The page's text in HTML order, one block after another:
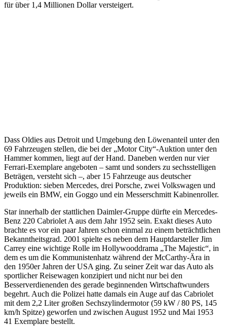
für über 1,4 Millionen Dollar versteigert.
Dass Oldies aus Detroit und Umgebung den Löwenanteil unter den
69 Fahrzeugen stellen, die bei der „Motor City“-Auktion unter den
Hammer kommen, liegt auf der Hand. Daneben werden nur vier
Ferrari-Exemplare angeboten – samt und sonders zu sechsstelligen
Beträgen, versteht sich –, aber 15 Fahrzeuge aus deutscher
Produktion: sieben Mercedes, drei Porsche, zwei Volkswagen und
jeweils ein BMW, ein Goggo und ein Messerschmitt Kabinenroller.
Star innerhalb der stattlichen Daimler-Gruppe dürfte ein Mercedes-
Benz 220 Cabriolet A aus dem Jahr 1952 sein. Exakt dieses Auto
brachte es vor ein paar Jahren schon einmal zu einem beträchtlichen
Bekanntheitsgrad. 2001 spielte es neben dem Hauptdarsteller Jim
Carrey eine wichtige Rolle im Hollywooddrama „The Majestic“, in
dem es um die Kommunistenhatz während der McCarthy-Ära in
den 1950er Jahren der USA ging. Zu seiner Zeit war das Auto als
sportlicher Reisewagen konzipiert und nicht nur bei den
Besserverdienenden des gerade beginnenden Wirtschaftwunders
begehrt. Auch die Polizei hatte damals ein Auge auf das Cabriolet
mit dem 2,2 Liter großen Sechszylindermotor (59 kW / 80 PS, 145
km/h Spitze) geworfen und zwischen August 1952 und Mai 1953
41 Exemplare bestellt.